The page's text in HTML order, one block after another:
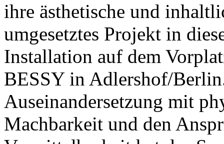
ihre ästhetische und
umgesetztes Projekt in
Installation auf dem
BESSY in Adlershof/
Auseinandersetzung mit
Machbarkeit und den